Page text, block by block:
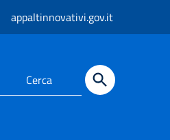
appaltinnovativi.gov.it